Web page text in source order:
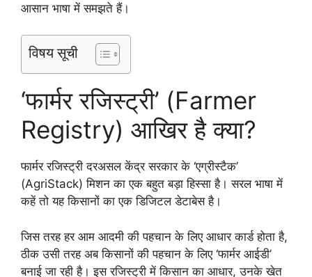
आसान भाषा में समझते हैं।
विषय सूची
‘फार्मर रजिस्ट्री’ (Farmer
Registry) आखिर है क्या?
फार्मर रजिस्ट्री दरअसल केंद्र सरकार के ‘एग्रीस्टैक’
(AgriStack) मिशन का एक बहुत बड़ा हिस्सा है। सरल भाषा में
कहें तो यह किसानों का एक डिजिटल डेटाबेस है।
जिस तरह हर आम आदमी की पहचान के लिए आधार कार्ड होता है,
ठीक उसी तरह अब किसानों की पहचान के लिए ‘फार्मर आईडी’
बनाई जा रही है। इस रजिस्ट्री में किसान का आधार, उनके खेत